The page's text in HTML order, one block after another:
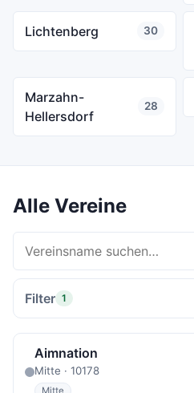
Lichtenberg 30
Marzahn-
Hellersdorf
28
Alle Vereine
Filter 1
Aimnation
Mitte · 10178
Mitte